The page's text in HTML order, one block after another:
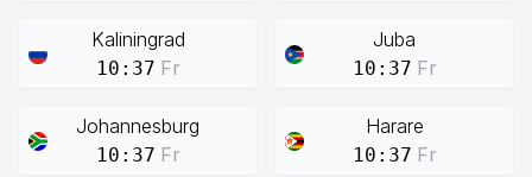
Kaliningrad
10:37 Fr
Juba
10:37 Fr
Johannesburg
10:37 Fr
Harare
10:37 Fr